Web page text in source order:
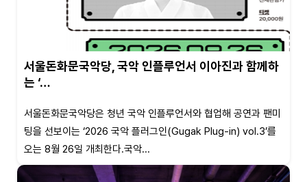
서울돈화문국악당, 국악 인플루언서 이아진과 함께하
는 ‘…
서울돈화문국악당은 청년 국악 인플루언서와 협업해 공연과 팬미
팅을 선보이는 ‘2026 국악 플러그인(Gugak Plug-in) vol.3’를
오는 8월 26일 개최한다.국악...